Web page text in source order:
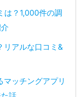
は？1,000件の調
リアルな口コミ&
マッチングアプリ